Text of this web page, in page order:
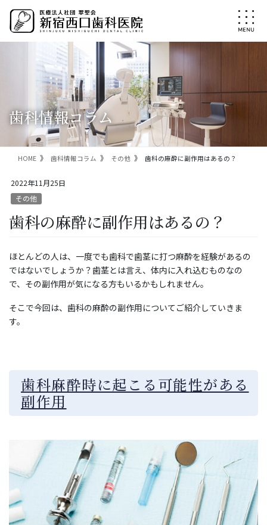
ン
ー
歯科情報コラム
HOME 歯科情報コラム その他 歯科の麻酔に副作用はあるの？
2022年11月25日
その他
歯科の麻酔に副作用はあるの？
ほとんどの人は、一度でも歯科で歯茎に打つ麻酔を経験があるの
ではないでしょうか？歯茎とは言え、体内に入れ込むものなの
で、その副作用が気になる方もいるかもしれません。
そこで今回は、歯科の麻酔の副作用についてご紹介していきま
す。
歯科麻酔時に起こる可能性がある
副作用